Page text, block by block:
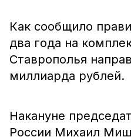
Как сообщило
два года на
Ставрополья
миллиарда рублей.
Накануне
России Михаил